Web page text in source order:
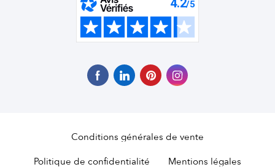
Conditions générales de vente
Politique de confidentialité Mentions légales